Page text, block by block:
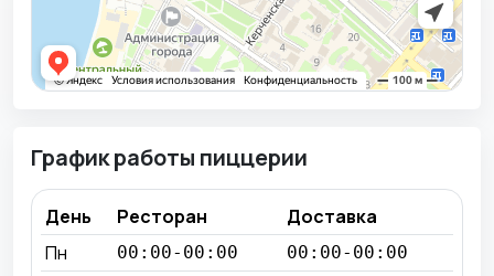
График работы пиццерии
День Ресторан
Доставка
Пн
00:00-00:00 00:00-00:00